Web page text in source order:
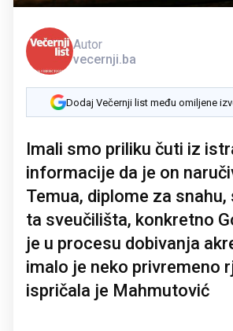
Autor
vecernji.ba
Dodaj Večernji list među omiljene
Imali smo priliku čuti iz
informacije da je on
Temua, diplome za snahu,
ta sveučilišta, konkretno
je u procesu dobivanja
imalo je neko privremeno
ispričala je Mahmutović